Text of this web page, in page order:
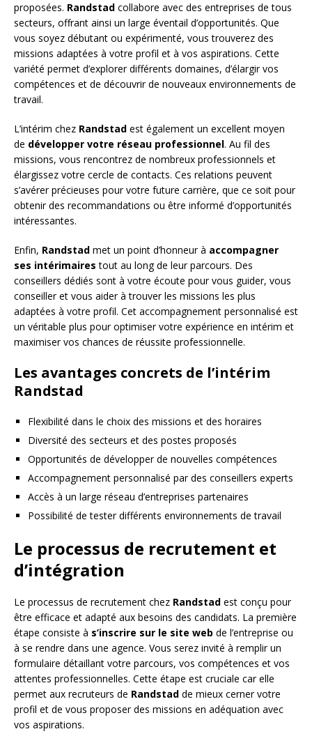
proposées. Randstad collabore avec des entreprises de tous
secteurs, offrant ainsi un large éventail d’opportunités. Que
vous soyez débutant ou expérimenté, vous trouverez des
missions adaptées à votre profil et à vos aspirations. Cette
variété permet d’explorer différents domaines, d’élargir vos
compétences et de découvrir de nouveaux environnements de
travail.
L’intérim chez Randstad est également un excellent moyen
de développer votre réseau professionnel. Au fil des
missions, vous rencontrez de nombreux professionnels et
élargissez votre cercle de contacts. Ces relations peuvent
s’avérer précieuses pour votre future carrière, que ce soit pour
obtenir des recommandations ou être informé d’opportunités
intéressantes.
Enfin, Randstad met un point d’honneur à accompagner
ses intérimaires tout au long de leur parcours. Des
conseillers dédiés sont à votre écoute pour vous guider, vous
conseiller et vous aider à trouver les missions les plus
adaptées à votre profil. Cet accompagnement personnalisé est
un véritable plus pour optimiser votre expérience en intérim et
maximiser vos chances de réussite professionnelle.
Les avantages concrets de l’intérim
Randstad
Flexibilité dans le choix des missions et des horaires
Diversité des secteurs et des postes proposés
Opportunités de développer de nouvelles compétences
Accompagnement personnalisé par des conseillers experts
Accès à un large réseau d’entreprises partenaires
Possibilité de tester différents environnements de travail
Le processus de recrutement et
d’intégration
Le processus de recrutement chez Randstad est conçu pour
être efficace et adapté aux besoins des candidats. La première
étape consiste à s’inscrire sur le site web de l’entreprise ou
à se rendre dans une agence. Vous serez invité à remplir un
formulaire détaillant votre parcours, vos compétences et vos
attentes professionnelles. Cette étape est cruciale car elle
permet aux recruteurs de Randstad de mieux cerner votre
profil et de vous proposer des missions en adéquation avec
vos aspirations.